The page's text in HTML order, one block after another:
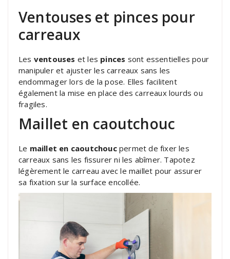
Ventouses et pinces pour
carreaux
Les ventouses et les pinces sont essentielles pour
manipuler et ajuster les carreaux sans les
endommager lors de la pose. Elles facilitent
également la mise en place des carreaux lourds ou
fragiles.
Maillet en caoutchouc
Le maillet en caoutchoucpermet de fixer les
carreaux sans les fissurer ni les abîmer. Tapotez
légèrement le carreau avec le maillet pour assurer
sa fixation sur la surface encollée.